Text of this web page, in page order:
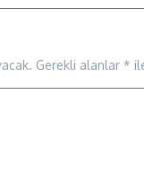
Gerekli alanlar *